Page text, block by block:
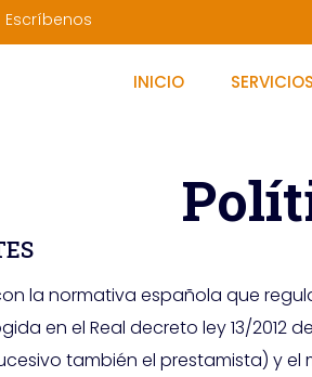
Escríbenos
INICIO SERVICIOS
la normativa española que
en el Real decreto ley 13/2012
también el prestamista) y